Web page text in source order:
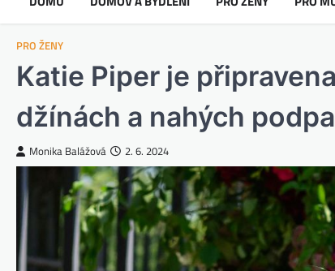
PRO ŽENY
Katie Piper je
džínách a nahých
Monika Balážová 2. 6. 2024